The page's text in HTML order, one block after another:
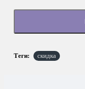
Теги: скидка